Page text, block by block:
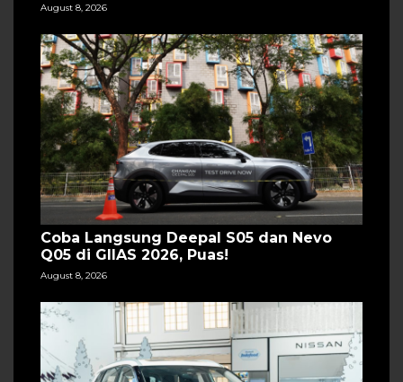
August 8, 2026
Coba Langsung Deepal S05 dan Nevo
Q05 di GIIAS 2026, Puas!
August 8, 2026